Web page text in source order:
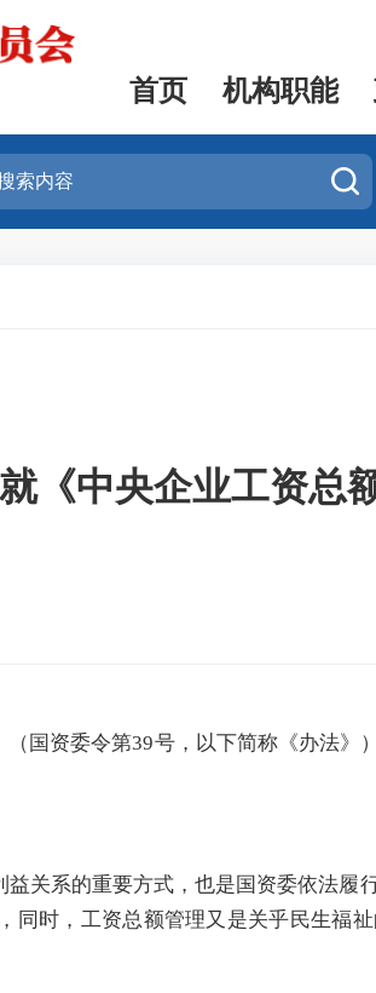
首页 机构职能
《中央企业工资总
国资委令第39号，以下简称《办法》
关系的重要方式，也是国资委依法履
同时，工资总额管理又是关乎民生福